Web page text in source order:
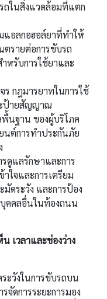
ถในสิ่งแวดล้อมที่แตก
แอลกอฮอล์ยาที่ทำให้
รายต่อการขับรถ
หรับการใช้ยาและ
ร กฎมารยาทในการใช้
ป้ายสัญญาณ
ฐาน ของผู้บริโภค
นต์การทำประกันภัย
รดูแลรักษาและการ
ใจและการเตรียม
มัดระวัง และการป้อง
คคลอื่นในท้องถนน
เวลาและช่องว่าง
ะวังในการขับรถบน
จัดการระยะการมอง